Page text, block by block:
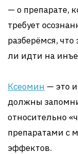
— о препарате,
требует
разберёмся, что
ли идти на
Ксеомин — это
должны
относительно
препаратами с
эффектов.